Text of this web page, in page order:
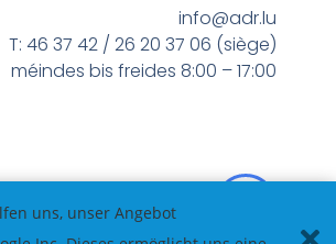
info@adr.lu
T: 46 37 42 / 26 20 37 06 (siège)
méindes bis freides 8:00 – 17:00
uns, unser Angebot